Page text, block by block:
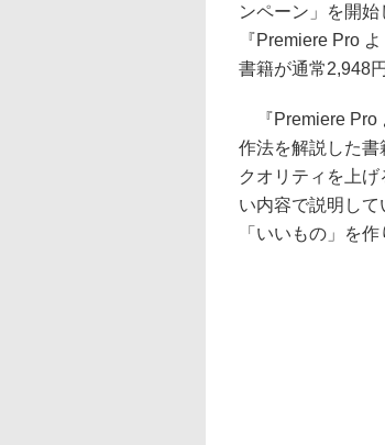
ンペーン」を開
『Premiere Pro
書籍が通常2,948
『Premiere Pro
作法を解説した書
クオリティを上
い内容で説明し
「いいもの」を